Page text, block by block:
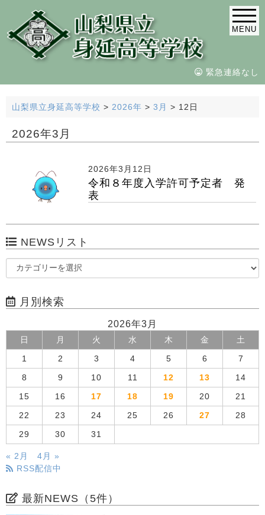
MENU
緊急連絡なし
山梨県立身延高等学校 > 2026年 > 3月 > 12日
2026年3月
2026年3月12日
令和８年度入学許可予定者 発
表
NEWSリスト
月別検索
2026年3月
日 月 火 水 木 金 土
1 2 3 4 5 6 7
8 9 10 11 12 13 14
15 16 17 18 19 20 21
22 23 24 25 26 27 28
29 30 31
« 2月
4月 »
RSS配信中
最新NEWS（5件）